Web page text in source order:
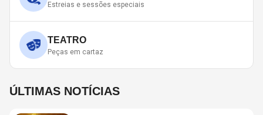
Estreias e sessões especiais
TEATRO
Peças em cartaz
ÚLTIMAS NOTÍCIAS